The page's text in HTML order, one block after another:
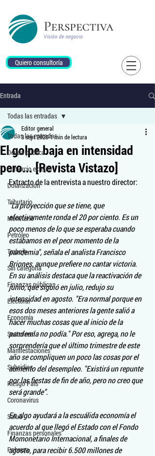
Quiero consultoría
Entrada
Todas las entradas
Deuda pública
Comercio exterior
Dolarización
Tributario
Monetario
Petróleo
Trabajo
Sin categoría
Finanzas públicas
Electoral
Economía
Sector real
Manifestaciones
Subsidios
Riesgo País
Coronavirus
Salud
Finanzas personales
Pobreza
Todas las entradas
El golpe baja en intensidad
pero... [Revista Vistazo]
Editor general
3 sept 20201 min de lectura
Extracto de la entrevista a nuestro director:
"La proyección que se tiene, que
efectivamente ronda el 20 por ciento. Es un
poco menos de lo que se esperaba cuando
estábamos en el peor momento de la
pandemia", señala el analista Francisco
Briones, aunque prefiere no cantar victoria.
En su análisis destaca que la reactivación de
junio, que siguió en julio, redujo su
intensidad en agosto. "Era normal porque en
esos dos meses anteriores la gente salió a
hacer muchas cosas que al inicio de la
pandemia no podía." Por eso, agrega, no le
sorprendería que el último trimestre de este
año se compliquen un poco las cosas por el
aumento del desempleo. "Existirá un repunte
por las fiestas de fin de año, pero no creo que
será grande”.
En algo ayudará a la escuálida economía el
acuerdo al que llegó el Estado con el Fondo
Momonetario Internacional, a finales de
agosto, para recibir 6.500 millones de